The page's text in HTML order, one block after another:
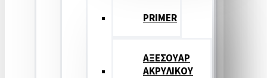
PRIMER
ΑΞΕΣΟΥΑΡ
ΑΚΡΥΛΙΚΟΥ